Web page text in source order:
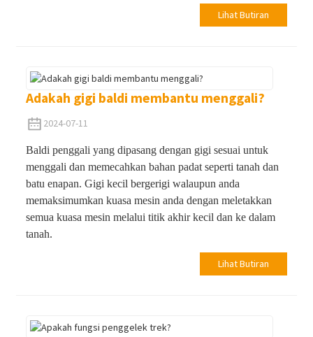
Lihat Butiran
Adakah gigi baldi membantu menggali?
2024-07-11
Baldi penggali yang dipasang dengan gigi sesuai untuk
menggali dan memecahkan bahan padat seperti tanah dan
batu enapan. Gigi kecil bergerigi walaupun anda
memaksimumkan kuasa mesin anda dengan meletakkan
semua kuasa mesin melalui titik akhir kecil dan ke dalam
tanah.
Lihat Butiran